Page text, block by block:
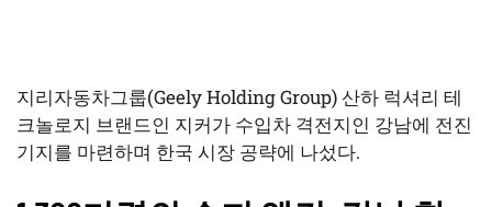
지리자동차그룹(Geely Holding Group) 산하 럭셔리 테
크놀로지 브랜드인 지커가 수입차 격전지인 강남에 전진
기지를 마련하며 한국 시장 공략에 나섰다.